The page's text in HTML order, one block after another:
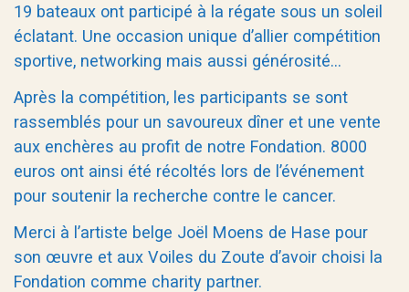
19 bateaux ont participé à la régate sous un soleil
éclatant. Une occasion unique d’allier compétition
sportive, networking mais aussi générosité…
Après la compétition, les participants se sont
rassemblés pour un savoureux dîner et une vente
aux enchères au profit de notre Fondation. 8000
euros ont ainsi été récoltés lors de l’événement
pour soutenir la recherche contre le cancer.
Merci à l’artiste belge Joël Moens de Hase pour
son œuvre et aux Voiles du Zoute d’avoir choisi la
Fondation comme charity partner.